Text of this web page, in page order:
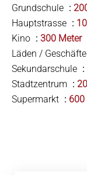
Grundschule
Hauptstrasse
Kino
300 Meter
Läden / Geschäfte
Sekundarschule
Stadtzentrum
Supermarkt
600